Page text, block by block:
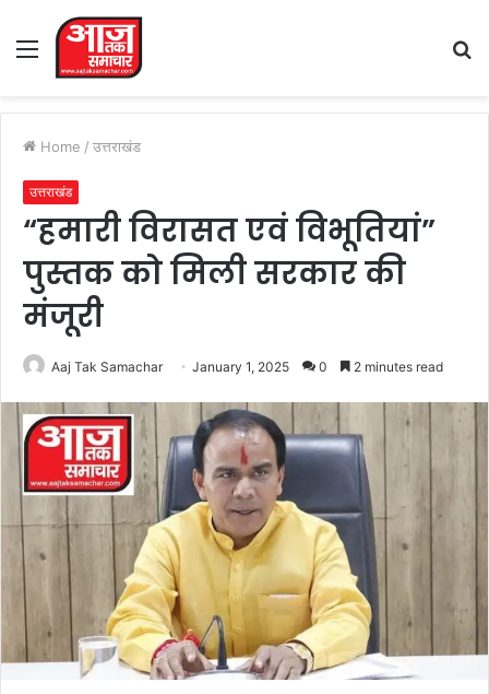
Menu
Home / उत्तराखंड
उत्तराखंड
“हमारी विरासत एवं विभूतियां”
पुस्तक को मिली सरकार की
मंजूरी
Aaj Tak Samachar January 1, 2025 0 2 minutes read